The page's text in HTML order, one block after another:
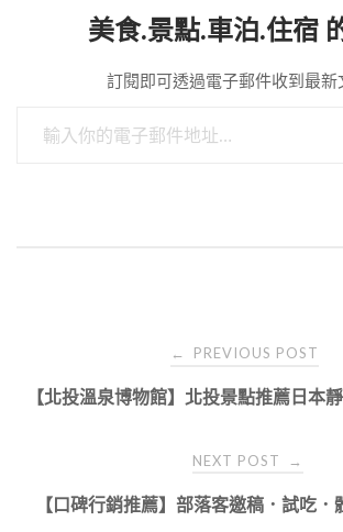
美食.景點.車泊.住宿
訂閱即可透過電子郵件收到最新
navigation
← PREVIOUS POST
【北投溫泉博物館】北投景點推薦日本
NEXT POST →
【口碑行銷推薦】部落客邀稿．試吃．